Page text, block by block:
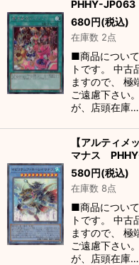
PHHY-JP063
680円(税込)
在庫数 2点
■商品につい
トです。 中古
ますので、 極
ご遠慮下さい
が、店頭在庫…
【アルティメ
マナス
580円(税込)
在庫数 8点
■商品につい
トです。 中古
ますので、 極
ご遠慮下さい
が、店頭在庫…